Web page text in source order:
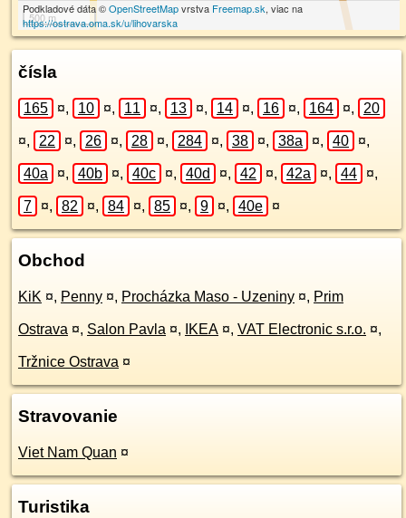
500 m
Podkladové dáta ©OpenStreetMapvrstva Freemap.sk, viac na
https://ostrava.oma.sk/u/lihovarska
čísla
165 ¤, 10 ¤, 11 ¤, 13 ¤, 14 ¤, 16 ¤, 164 ¤, 20
¤, 22 ¤, 26 ¤, 28 ¤, 284 ¤, 38 ¤, 38a ¤, 40 ¤,
40a ¤, 40b ¤, 40c ¤, 40d ¤, 42 ¤, 42a ¤, 44 ¤,
7 ¤, 82 ¤, 84 ¤, 85 ¤, 9 ¤, 40e ¤
Obchod
KiK ¤, Penny ¤, Procházka Maso - Uzeniny ¤, Prim
Ostrava ¤, Salon Pavla ¤, IKEA ¤, VAT Electronic s.r.o. ¤,
Tržnice Ostrava ¤
Stravovanie
Viet Nam Quan ¤
Turistika